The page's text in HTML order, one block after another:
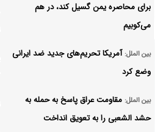
برای محاصره یمن گسیل کند، در هم
می‌کوبیم
بین الملل: آمریکا تحریم‌های جدید ضد ایرانی
وضع کرد
بین الملل: مقاومت عراق پاسخ به حمله به
حشد الشعبی را به تعویق انداخت